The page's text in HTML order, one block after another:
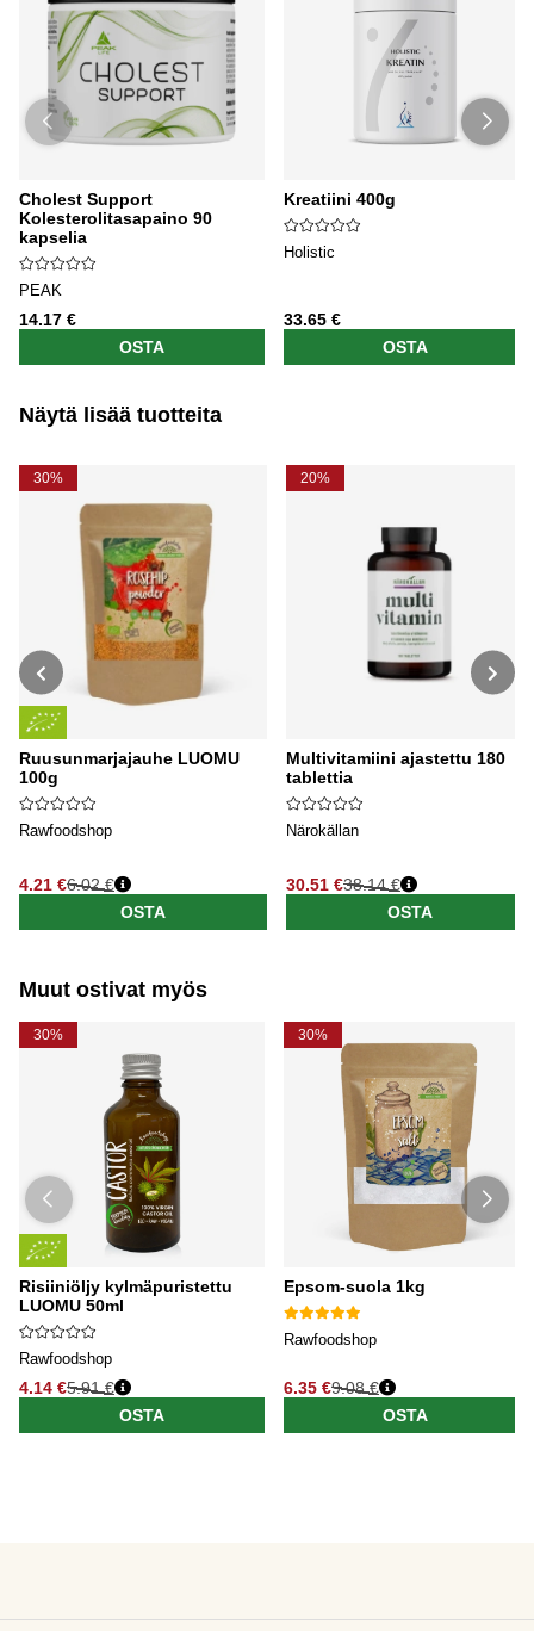
Cholest Support
Kolesterolitasapaino 90
kapselia
PEAK
14.17 €
OSTA
Kreatiini 400g
Holistic
33.65 €
OSTA
Näytä lisää tuotteita
30%
Ruusunmarjajauhe LUOMU
100g
Rawfoodshop
4.21 €
Normaali hinta
6.02 €
OSTA
20%
Multivitamiini ajastettu 180
tablettia
Närokällan
30.51 €
Normaali hinta
38.14 €
OSTA
Muut ostivat myös
30%
Risiiniöljy kylmäpuristettu
LUOMU 50ml
Rawfoodshop
4.14 €5.91 €
OSTA
30%
Epsom-suola 1kg
Rawfoodshop
6.35 €9.08 €
OSTA